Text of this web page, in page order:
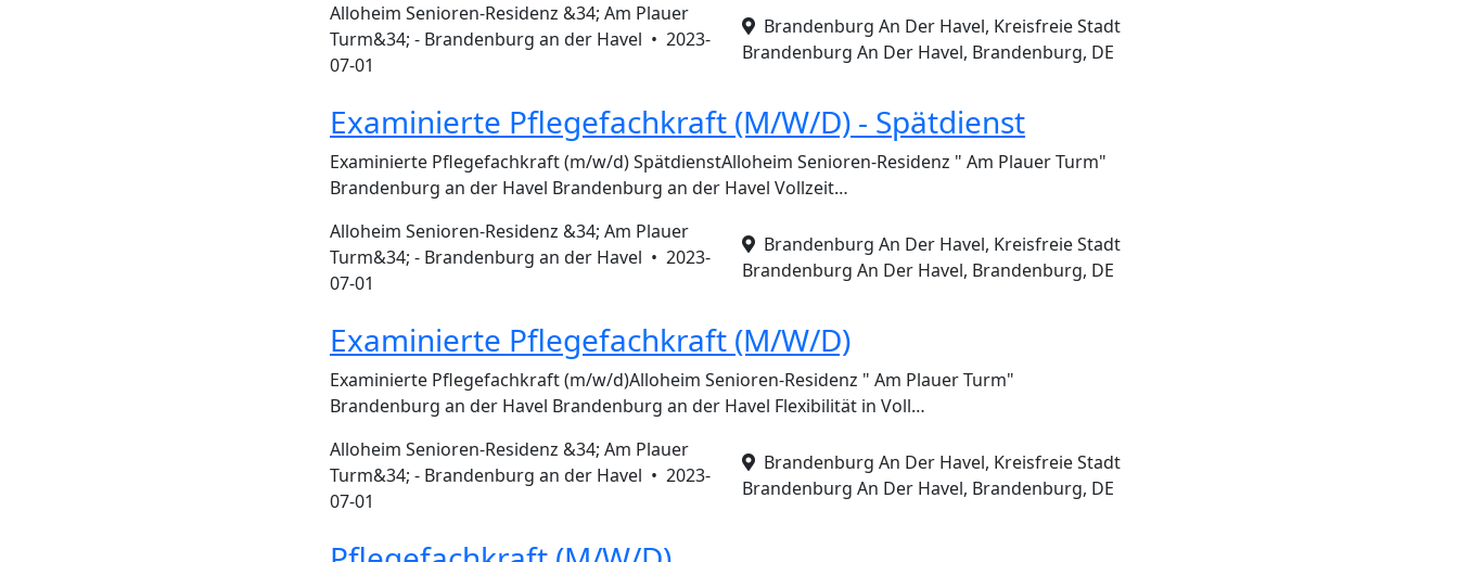
Alloheim Senioren-Residenz &34; Am Plauer
Turm&34; - Brandenburg an der Havel • 2023-
07-01
Brandenburg An Der Havel, Kreisfreie Stadt
Brandenburg An Der Havel, Brandenburg, DE
Examinierte Pflegefachkraft (M/W/D) - Spätdienst
Examinierte Pflegefachkraft (m/w/d) SpätdienstAlloheim Senioren-Residenz " Am Plauer Turm"
Brandenburg an der Havel Brandenburg an der Havel Vollzeit…
Alloheim Senioren-Residenz &34; Am Plauer
Turm&34; - Brandenburg an der Havel • 2023-
07-01
Brandenburg An Der Havel, Kreisfreie Stadt
Brandenburg An Der Havel, Brandenburg, DE
Examinierte Pflegefachkraft (M/W/D)
Examinierte Pflegefachkraft (m/w/d)Alloheim Senioren-Residenz " Am Plauer Turm"
Brandenburg an der Havel Brandenburg an der Havel Flexibilität in Voll…
Alloheim Senioren-Residenz &34; Am Plauer
Turm&34; - Brandenburg an der Havel • 2023-
07-01
Brandenburg An Der Havel, Kreisfreie Stadt
Brandenburg An Der Havel, Brandenburg, DE